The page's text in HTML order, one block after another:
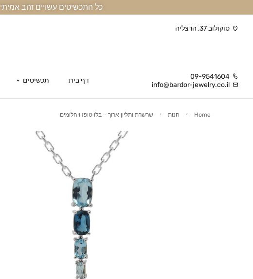
כל התכשיטים עשויים זהב אמיתי 14 קראט או יותר, ומגיעים בליווי תעודה, אריזה מהודרת, ומשלוח חינם עד הבית
סוקולוב 37, הרצליה
09-9541604
info@bardor-jewelry.co.il
דף בית תכשיטים
Home חנות שרשרת ותליון ארוך – בלו טופז ויהלומים